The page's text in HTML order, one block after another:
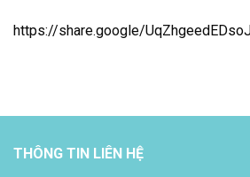
https://share.google/
THÔNG TIN LIÊN HỆ